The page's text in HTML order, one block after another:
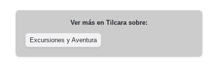
Ver más en Tilcarasobre:
Excursiones y Aventura